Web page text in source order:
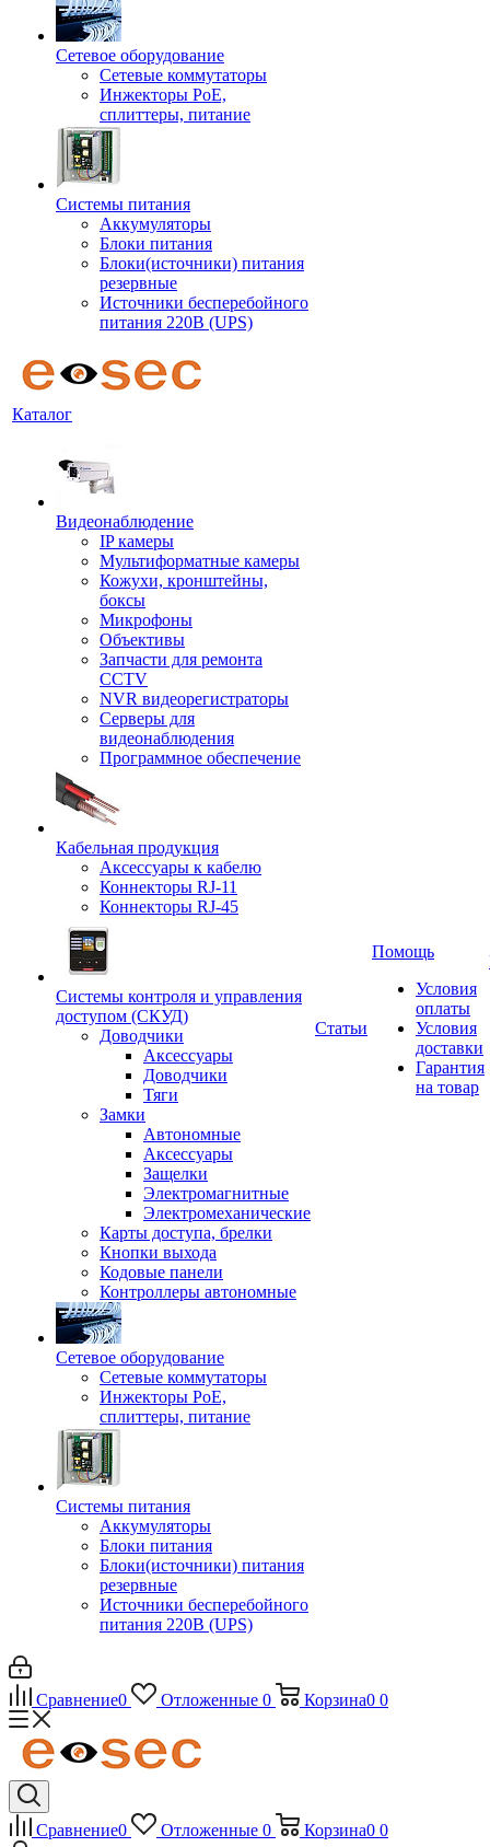
Сетевое оборудование
Сетевые коммутаторы
Инжекторы РоЕ,
сплиттеры, питание
Системы питания
Аккумуляторы
Блоки питания
Блоки(источники) питания
резервные
Источники бесперебойного
питания 220В (UPS)
Каталог
Видеонаблюдение
IP камеры
Мультиформатные камеры
Кожухи, кронштейны,
боксы
Микрофоны
Объективы
Запчасти для ремонта
CCTV
NVR видеорегистраторы
Серверы для
видеонаблюдения
Программное обеспечение
Кабельная продукция
Аксессуары к кабелю
Коннекторы RJ-11
Коннекторы RJ-45
Системы контроля и управления
доступом (СКУД)
Доводчики
Аксессуары
Доводчики
Тяги
Замки
Автономные
Аксессуары
Защелки
Электромагнитные
Электромеханические
Карты доступа, брелки
Кнопки выхода
Кодовые панели
Контроллеры автономные
Сетевое оборудование
Сетевые коммутаторы
Инжекторы РоЕ,
сплиттеры, питание
Системы питания
Аккумуляторы
Блоки питания
Блоки(источники) питания
резервные
Источники бесперебойного
питания 220В (UPS)
Статьи
Помощь
Условия
оплаты
Условия
доставки
Гарантия
на товар
Сравнение0 Отложенные 0 Корзина0 0
Сравнение0 Отложенные 0 Корзина0 0